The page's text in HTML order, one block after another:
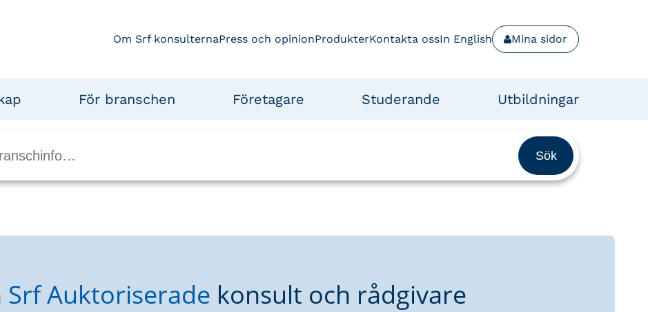
Om Srf konsulternaPress och opinionProdukterKontakta ossIn English Mina sidor
För branschen Företagare Studerande Utbildningar
Srf Auktoriserade konsult och rådgivare